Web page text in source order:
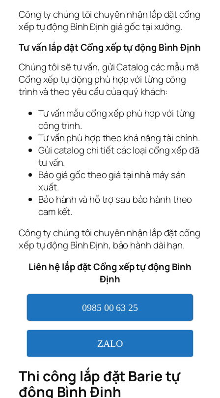
Công ty chúng tôi chuyên nhận lắp đặt cổng
xếp tự động Bình Định giá gốc tại xưởng.
Tư vấn lắp đặt Cổng xếp tự động Bình Định
Chúng tôi sẽ tư vấn, gửi Catalog các mẫu mã
Cổng xếp tự động phù hợp với từng công
trình và theo yêu cầu của quý khách:
Tư vấn mẫu cổng xếp phù hợp với từng
công trình.
Tư vấn phù hợp theo khả năng tài chính.
Gửi catalog chi tiết các loại cổng xếp đã
tư vấn.
Báo giá gốc theo giá tại nhà máy sản
xuất.
Bảo hành và hỗ trợ sau bảo hành theo
cam kết.
Công ty chúng tôi chuyên nhận lắp đặt cổng
xếp tự động Bình Định, bảo hành dài hạn.
Liên hệ lắp đặt Cổng xếp tự động Bình
Định
0985 00 63 25
ZALO
Thi công lắp đặt Barie tự
động Bình Định